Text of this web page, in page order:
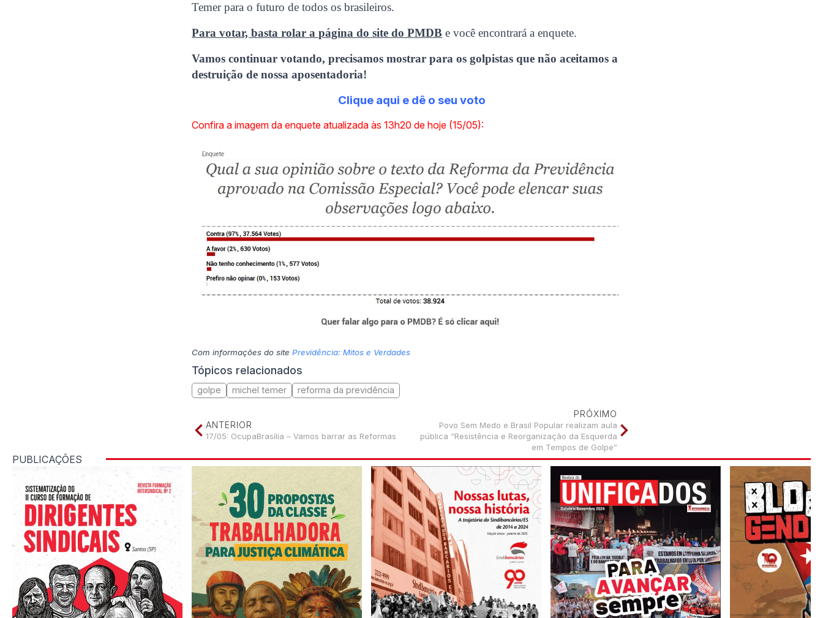
Temer para o futuro de todos os brasileiros.
Para votar, basta rolar a página do site do PMDB e você encontrará a enquete.
Vamos continuar votando, precisamos mostrar para os golpistas que não aceitamos a
destruição de nossa aposentadoria!
Clique aqui e dê o seu voto
Confira a imagem da enquete atualizada às 13h20 de hoje (15/05):
Com informações do sitePrevidência: Mitos e Verdades
Tópicos relacionados
golpe michel temer reforma da previdência
PRÓXIMO
Povo Sem Medo e Brasil Popular realizam aula
pública “Resistência e Reorganização da Esquerda
em Tempos de Golpe”
ANTERIOR
17/05: OcupaBrasília – Vamos barrar as Reformas
PUBLICAÇÕES